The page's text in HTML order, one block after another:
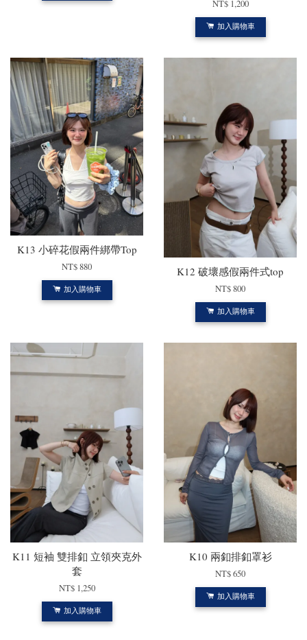
NT$ 1,200
加入購物車
K13 小碎花假兩件綁帶Top
NT$ 880
加入購物車
K12 破壞感假兩件式top
NT$ 800
加入購物車
K11 短袖 雙排釦 立領夾克外
套
NT$ 1,250
加入購物車
K10 兩釦排釦罩衫
NT$ 650
加入購物車